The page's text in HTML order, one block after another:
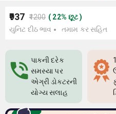
₹937 ₹1200 ( 22% છૂટ)
યુનિટ દીઠ ભાવ
તમામ કર સહિત
પાકની દરેક
સમસ્યા પર
એગ્રી ડોક્ટરની
યોગ્ય સલાહ